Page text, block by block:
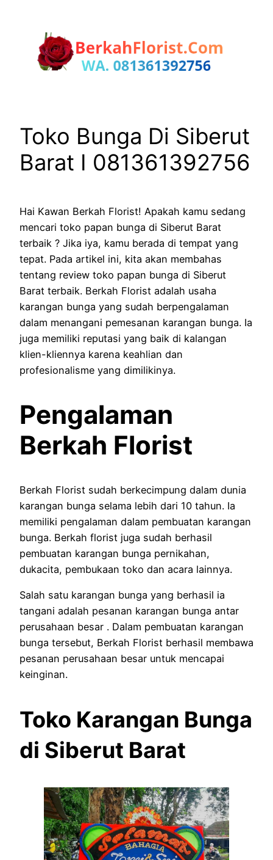
Toko Bunga Di Siberut
Barat I 081361392756
Hai Kawan Berkah Florist! Apakah kamu sedang
mencari toko papan bunga di Siberut Barat
terbaik ? Jika iya, kamu berada di tempat yang
tepat. Pada artikel ini, kita akan membahas
tentang review toko papan bunga di Siberut
Barat terbaik. Berkah Florist adalah usaha
karangan bunga yang sudah berpengalaman
dalam menangani pemesanan karangan bunga. Ia
juga memiliki reputasi yang baik di kalangan
klien-kliennya karena keahlian dan
profesionalisme yang dimilikinya.
Pengalaman
Berkah Florist
Berkah Florist sudah berkecimpung dalam dunia
karangan bunga selama lebih dari 10 tahun. Ia
memiliki pengalaman dalam pembuatan karangan
bunga. Berkah florist juga sudah berhasil
pembuatan karangan bunga pernikahan,
dukacita, pembukaan toko dan acara lainnya.
Salah satu karangan bunga yang berhasil ia
tangani adalah pesanan karangan bunga antar
perusahaan besar . Dalam pembuatan karangan
bunga tersebut, Berkah Florist berhasil membawa
pesanan perusahaan besar untuk mencapai
keinginan.
Toko Karangan Bunga
di Siberut Barat